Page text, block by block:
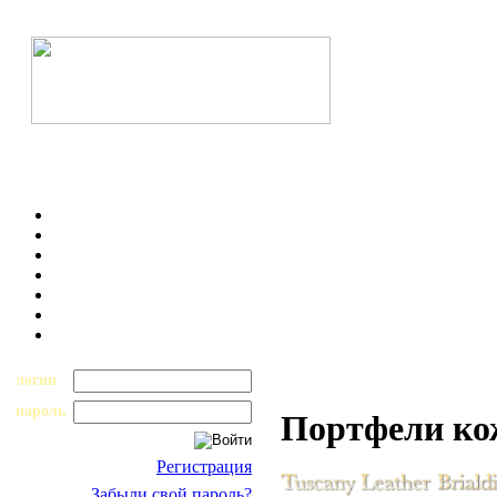
логин
пароль
Регистрация
Портфели